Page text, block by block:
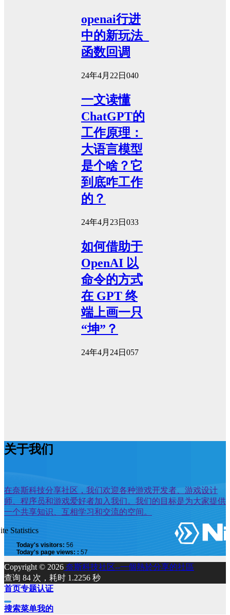
openai行进
中的新玩法_
函数回调
24年4月22日 040
一文读懂
ChatGPT的
工作原理：
大语言模型
是个啥？它
到底咋工作
的？
24年4月23日 033
如何借助于
OpenAI 以
命令的方式
在 GPT 终
端上画一只
“坤”？
24年4月24日 057
关于我们
在奈斯科技分享社区，我们欢迎各种游戏开发者、游戏设计
师、程序员和游戏爱好者加入我们。我们的目标是为大家提供
一个共享知识、互相学习和交流的空间。
Statistics
Today's visitors: 56
Today's page views: : 57
Copyright © 2026 奈斯科技社区--一個熱於分享的社區
查询 84 次，耗时 1.2256 秒
首页专题认证
搜索菜单我的